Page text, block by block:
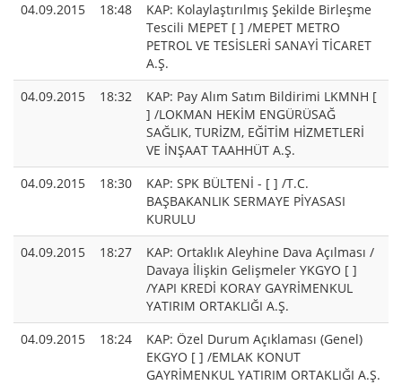
04.09.2015
18:48
KAP: Kolaylaştırılmış Şekilde Birleşme
Tescili MEPET [ ] /MEPET METRO
PETROL VE TESİSLERİ SANAYİ TİCARET
A.Ş.
04.09.2015
18:32
KAP: Pay Alım Satım Bildirimi LKMNH [
] /LOKMAN HEKİM ENGÜRÜSAĞ
SAĞLIK, TURİZM, EĞİTİM HİZMETLERİ
VE İNŞAAT TAAHHÜT A.Ş.
04.09.2015
18:30
KAP: SPK BÜLTENİ - [ ] /T.C.
BAŞBAKANLIK SERMAYE PİYASASI
KURULU
04.09.2015
18:27
KAP: Ortaklık Aleyhine Dava Açılması /
Davaya İlişkin Gelişmeler YKGYO [ ]
/YAPI KREDİ KORAY GAYRİMENKUL
YATIRIM ORTAKLIĞI A.Ş.
04.09.2015
18:24
KAP: Özel Durum Açıklaması (Genel)
EKGYO [ ] /EMLAK KONUT
GAYRİMENKUL YATIRIM ORTAKLIĞI A.Ş.